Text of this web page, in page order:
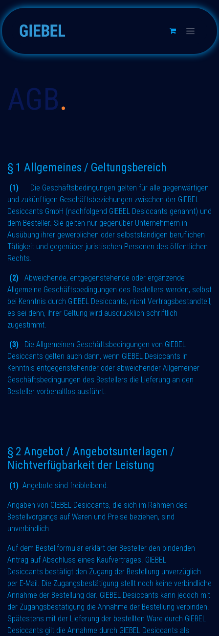
Skip to Content
AGB.
§ 1 Allgemeines / Geltungsbereich
(1) Die Geschäftsbedingungen gelten für alle gegenwärtigen
und zukünftigen Geschäftsbeziehungen zwischen der GIEBEL
Desiccants GmbH (nachfolgend GIEBEL Desiccants genannt) und
dem Besteller. Sie gelten nur gegenüber Unternehmern in
Ausübung ihrer gewerblichen oder selbstständigen beruflichen
Tätigkeit und gegenüber juristischen Personen des öffentlichen
Rechts.
(2) Abweichende, entgegenstehende oder ergänzende
Allgemeine Geschäftsbedingungen des Bestellers werden, selbst
bei Kenntnis durch GIEBEL Desiccants, nicht Vertragsbestandteil,
es sei denn, ihrer Geltung wird ausdrücklich schriftlich
zugestimmt.
(3) Die Allgemeinen Geschäftsbedingungen von GIEBEL
Desiccants gelten auch dann, wenn GIEBEL Desiccants in
Kenntnis entgegenstehender oder abweichender Allgemeiner
Geschäftsbedingungen des Bestellers die Lieferung an den
Besteller vorbehaltlos ausführt.
§ 2 Angebot / Angebotsunterlagen /
Nichtverfügbarkeit der Leistung
(1) Angebote sind freibleibend.
Angaben von GIEBEL Desiccants, die sich im Rahmen des
Bestellvorgangs auf Waren und Preise beziehen, sind
unverbindlich.
Auf dem Bestellformular erklärt der Besteller den bindenden
Antrag auf Abschluss eines Kaufvertrages. GIEBEL
Desiccants bestätigt den Zugang der Bestellung unverzüglich
per E-Mail. Die Zugangsbestätigung stellt noch keine verbindliche
Annahme der Bestellung dar. GIEBEL Desiccants kann jedoch mit
der Zugangsbestätigung die Annahme der Bestellung verbinden.
Spätestens mit der Lieferung der bestellten Ware durch GIEBEL
Desiccants gilt die Annahme durch GIEBEL Desiccants als